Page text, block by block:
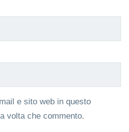
e sito web in questo
volta che commento.